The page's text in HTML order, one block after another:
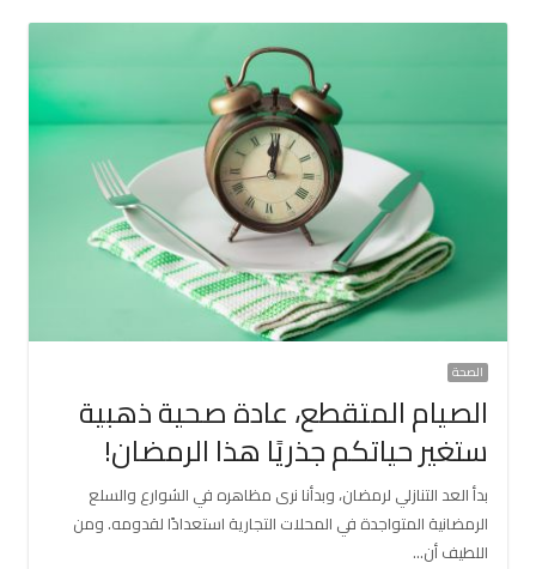
الصحة
الصيام المتقطع، عادة صحية ذهبية
ستغير حياتكم جذريًا هذا الرمضان!
بدأ العد التنازلي لرمضان، وبدأنا نرى مظاهره في الشوارع والسلع
الرمضانية المتواجدة في المحلات التجارية استعدادًا لقدومه. ومن
اللطيف أن…